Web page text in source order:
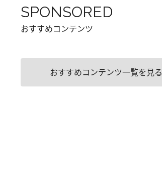
SPONSORED
おすすめコンテンツ
おすすめコンテンツ一覧を見る